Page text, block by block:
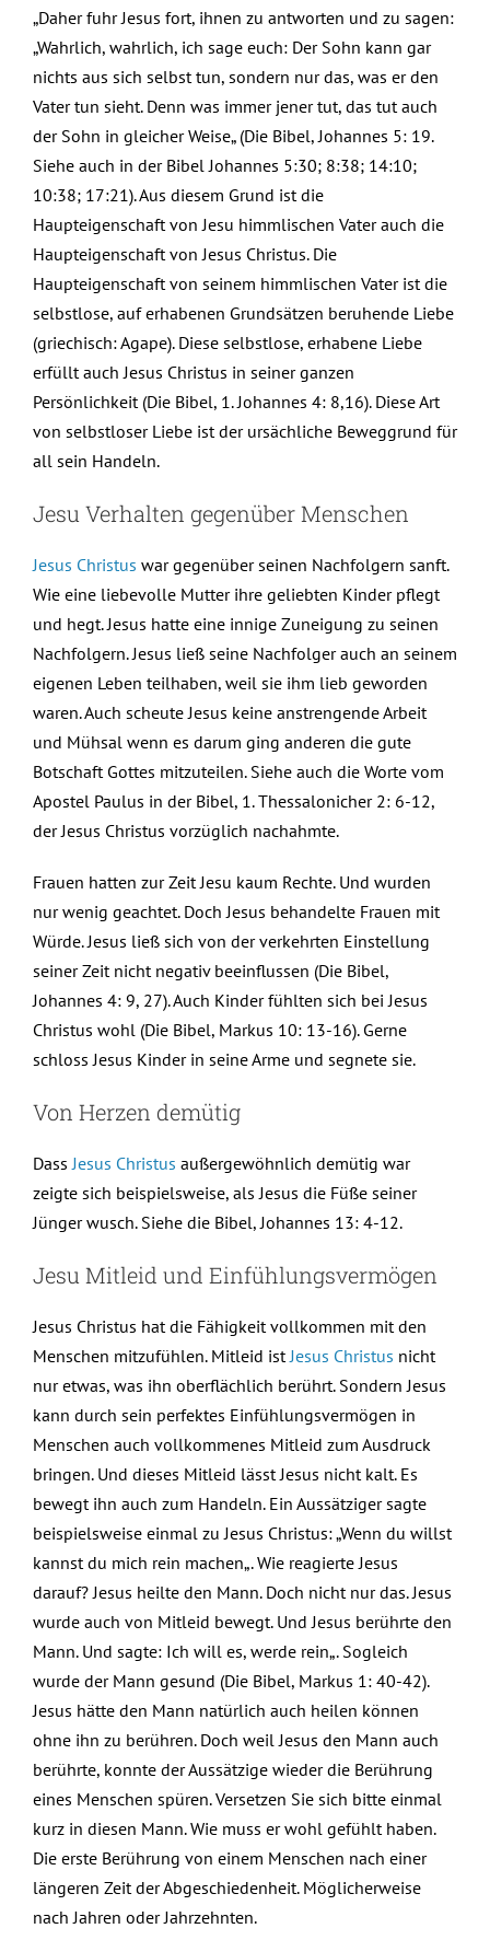
„Daher fuhr Jesus fort, ihnen zu antworten und zu sagen:
„Wahrlich, wahrlich, ich sage euch: Der Sohn kann gar
nichts aus sich selbst tun, sondern nur das, was er den
Vater tun sieht. Denn was immer jener tut, das tut auch
der Sohn in gleicher Weise„ (Die Bibel, Johannes 5: 19.
Siehe auch in der Bibel Johannes 5:30; 8:38; 14:10;
10:38; 17:21). Aus diesem Grund ist die
Haupteigenschaft von Jesu himmlischen Vater auch die
Haupteigenschaft von Jesus Christus. Die
Haupteigenschaft von seinem himmlischen Vater ist die
selbstlose, auf erhabenen Grundsätzen beruhende Liebe
(griechisch: Agape). Diese selbstlose, erhabene Liebe
erfüllt auch Jesus Christus in seiner ganzen
Persönlichkeit (Die Bibel, 1. Johannes 4: 8,16). Diese Art
von selbstloser Liebe ist der ursächliche Beweggrund für
all sein Handeln.
Jesu Verhalten gegenüber Menschen
Jesus Christus war gegenüber seinen Nachfolgern sanft.
Wie eine liebevolle Mutter ihre geliebten Kinder pflegt
und hegt. Jesus hatte eine innige Zuneigung zu seinen
Nachfolgern. Jesus ließ seine Nachfolger auch an seinem
eigenen Leben teilhaben, weil sie ihm lieb geworden
waren. Auch scheute Jesus keine anstrengende Arbeit
und Mühsal wenn es darum ging anderen die gute
Botschaft Gottes mitzuteilen. Siehe auch die Worte vom
Apostel Paulus in der Bibel, 1. Thessalonicher 2: 6-12,
der Jesus Christus vorzüglich nachahmte.
Frauen hatten zur Zeit Jesu kaum Rechte. Und wurden
nur wenig geachtet. Doch Jesus behandelte Frauen mit
Würde. Jesus ließ sich von der verkehrten Einstellung
seiner Zeit nicht negativ beeinflussen (Die Bibel,
Johannes 4: 9, 27). Auch Kinder fühlten sich bei Jesus
Christus wohl (Die Bibel, Markus 10: 13-16). Gerne
schloss Jesus Kinder in seine Arme und segnete sie.
Von Herzen demütig
Dass Jesus Christus außergewöhnlich demütig war
zeigte sich beispielsweise, als Jesus die Füße seiner
Jünger wusch. Siehe die Bibel, Johannes 13: 4-12.
Jesu Mitleid und Einfühlungsvermögen
Jesus Christus hat die Fähigkeit vollkommen mit den
Menschen mitzufühlen. Mitleid ist Jesus Christus nicht
nur etwas, was ihn oberflächlich berührt. Sondern Jesus
kann durch sein perfektes Einfühlungsvermögen in
Menschen auch vollkommenes Mitleid zum Ausdruck
bringen. Und dieses Mitleid lässt Jesus nicht kalt. Es
bewegt ihn auch zum Handeln. Ein Aussätziger sagte
beispielsweise einmal zu Jesus Christus: „Wenn du willst
kannst du mich rein machen„. Wie reagierte Jesus
darauf? Jesus heilte den Mann. Doch nicht nur das. Jesus
wurde auch von Mitleid bewegt. Und Jesus berührte den
Mann. Und sagte: Ich will es, werde rein„. Sogleich
wurde der Mann gesund (Die Bibel, Markus 1: 40-42).
Jesus hätte den Mann natürlich auch heilen können
ohne ihn zu berühren. Doch weil Jesus den Mann auch
berührte, konnte der Aussätzige wieder die Berührung
eines Menschen spüren. Versetzen Sie sich bitte einmal
kurz in diesen Mann. Wie muss er wohl gefühlt haben.
Die erste Berührung von einem Menschen nach einer
längeren Zeit der Abgeschiedenheit. Möglicherweise
nach Jahren oder Jahrzehnten.